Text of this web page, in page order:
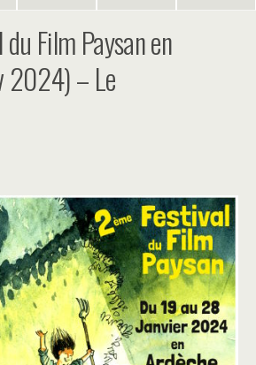
Film Paysan en
2024) – Le